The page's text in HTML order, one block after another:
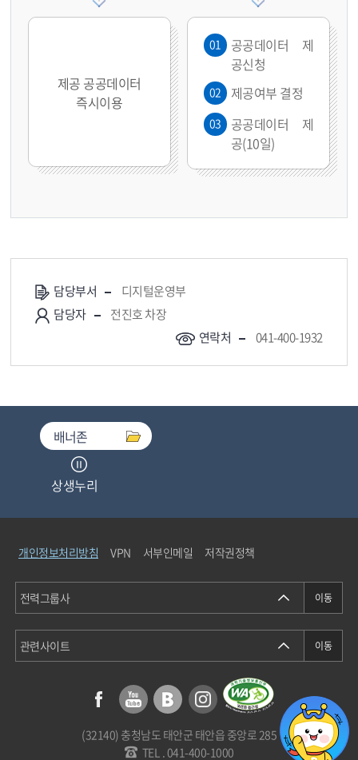
제공 공공데이터
즉시이용
01
공공데이터 제
공신청
02 제공여부 결정
03
공공데이터 제
공(10일)
담당부서
디지털운영부
담당자
전진호 차장
연락처
041-400-1932
배너존
상생누리
중소기업기술마켓
청탁금지법통합검색
개인정보분쟁조정위원회
개인정보처리방침 VPN 서부인메일 저작권정책
(32140) 충청남도 태안군 태안읍 중앙로 285
TEL . 041-400-1000